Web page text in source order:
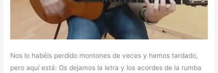
Nos lo habéis perdido montones de veces y hemos tardado,
pero aquí está: Os dejamos la letra y los acordes de la rumba